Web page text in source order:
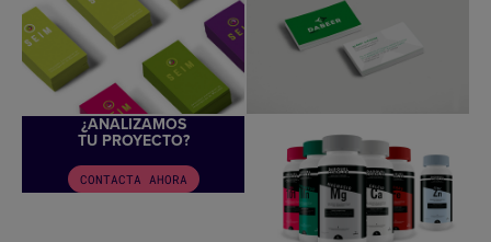
¿ANALIZAMOS
TU PROYECTO?
CONTACTA AHORA